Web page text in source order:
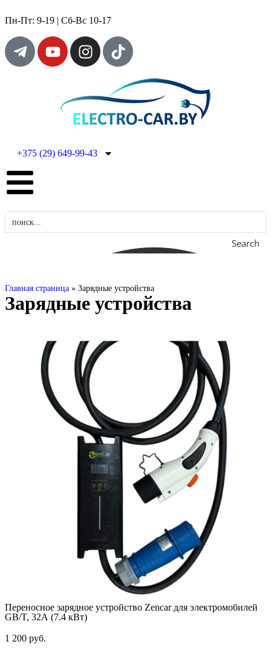
Пн-Пт: 9-19 | Сб-Вс 10-17
+375 (29) 649-99-43
Search
Главная страница » Зарядные устройства
Зарядные устройства
Переносное зарядное устройство Zencar для электромобилей
GB/T, 32А (7.4 кВт)
1 200 руб.